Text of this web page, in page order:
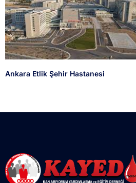
Ankara Etlik Şehir Hastanesi